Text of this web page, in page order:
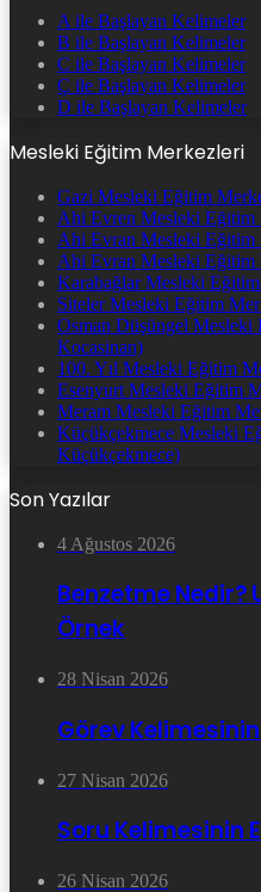
A ile Başlayan Kelimeler
B ile Başlayan Kelimeler
C ile Başlayan Kelimeler
Ç ile Başlayan Kelimeler
D ile Başlayan Kelimeler
Mesleki Eğitim Merkezleri
Gazi Mesleki Eğitim
Ahi Evren Mesleki Eğitim
Ahi Evran Mesleki
Ahi Evran Mesleki Eğitim
Karabağlar Mesleki
Siteler Mesleki Eğitim
Osman Düşüngel
Kocasinan)
100. Yıl Mesleki Eğitim
Esenyurt Mesleki Eğitim
Meram Mesleki Eğitim
Küçükçekmece Mesleki
Küçükçekmece)
Son Yazılar
4 Ağustos 2026
Benzetme Nedir?
Örnek
28 Nisan 2026
Görev Kelimesinin
27 Nisan 2026
Soru Kelimesinin
26 Nisan 2026